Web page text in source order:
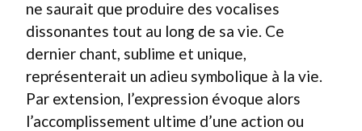
ne saurait que produire des vocalises
dissonantes tout au long de sa vie. Ce
dernier chant, sublime et unique,
représenterait un adieu symbolique à la vie.
Par extension, l’expression évoque alors
l’accomplissement ultime d’une action ou